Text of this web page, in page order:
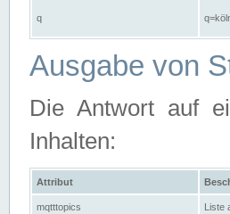
q
Ausgabe von
Die Antwort auf
Inhalten:
Attribut
mqtttopics